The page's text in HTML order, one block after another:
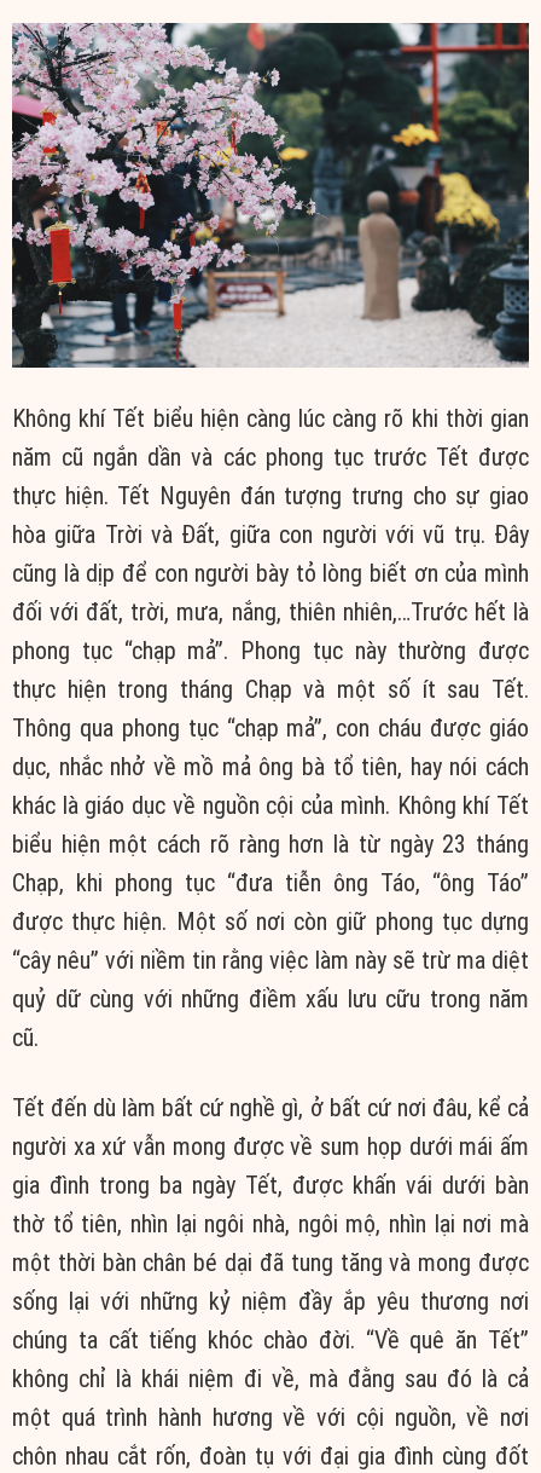
Không khí Tết biểu hiện càng lúc càng rõ khi thời gian
năm cũ ngắn dần và các phong tục trước Tết được
thực hiện. Tết Nguyên đán tượng trưng cho sự giao
hòa giữa Trời và Đất, giữa con người với vũ trụ. Đây
cũng là dịp để con người bày tỏ lòng biết ơn của mình
đối với đất, trời, mưa, nắng, thiên nhiên,…Trước hết là
phong tục “chạp mả”. Phong tục này thường được
thực hiện trong tháng Chạp và một số ít sau Tết.
Thông qua phong tục “chạp mả”, con cháu được giáo
dục, nhắc nhở về mồ mả ông bà tổ tiên, hay nói cách
khác là giáo dục về nguồn cội của mình. Không khí Tết
biểu hiện một cách rõ ràng hơn là từ ngày 23 tháng
Chạp, khi phong tục “đưa tiễn ông Táo, “ông Táo”
được thực hiện. Một số nơi còn giữ phong tục dựng
“cây nêu” với niềm tin rằng việc làm này sẽ trừ ma diệt
quỷ dữ cùng với những điềm xấu lưu cữu trong năm
cũ.
Tết đến dù làm bất cứ nghề gì, ở bất cứ nơi đâu, kể cả
người xa xứ vẫn mong được về sum họp dưới mái ấm
gia đình trong ba ngày Tết, được khấn vái dưới bàn
thờ tổ tiên, nhìn lại ngôi nhà, ngôi mộ, nhìn lại nơi mà
một thời bàn chân bé dại đã tung tăng và mong được
sống lại với những kỷ niệm đầy ắp yêu thương nơi
chúng ta cất tiếng khóc chào đời. “Về quê ăn Tết”
không chỉ là khái niệm đi về, mà đằng sau đó là cả
một quá trình hành hương về với cội nguồn, về nơi
chôn nhau cắt rốn, đoàn tụ với đại gia đình cùng đốt